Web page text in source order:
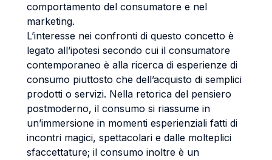
comportamento del consumatore e nel
marketing.
L’interesse nei confronti di questo concetto è
legato all’ipotesi secondo cui il consumatore
contemporaneo è alla ricerca di esperienze di
consumo piuttosto che dell’acquisto di semplici
prodotti o servizi. Nella retorica del pensiero
postmoderno, il consumo si riassume in
un’immersione in momenti esperienziali fatti di
incontri magici, spettacolari e dalle molteplici
sfaccettature; il consumo inoltre è un